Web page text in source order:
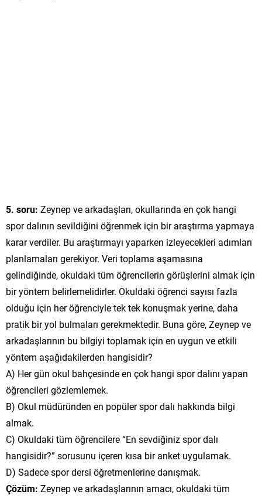
5. soru: Zeynep ve arkadaşları, okullarında en çok hangi
spor dalının sevildiğini öğrenmek için bir araştırma yapmaya
karar verdiler. Bu araştırmayı yaparken izleyecekleri adımları
planlamaları gerekiyor. Veri toplama aşamasına
gelindiğinde, okuldaki tüm öğrencilerin görüşlerini almak için
bir yöntem belirlemelidirler. Okuldaki öğrenci sayısı fazla
olduğu için her öğrenciyle tek tek konuşmak yerine, daha
pratik bir yol bulmaları gerekmektedir. Buna göre, Zeynep ve
arkadaşlarının bu bilgiyi toplamak için en uygun ve etkili
yöntem aşağıdakilerden hangisidir?
A) Her gün okul bahçesinde en çok hangi spor dalını yapan
öğrencileri gözlemlemek.
B) Okul müdüründen en popüler spor dalı hakkında bilgi
almak.
C) Okuldaki tüm öğrencilere “En sevdiğiniz spor dalı
hangisidir?” sorusunu içeren kısa bir anket uygulamak.
D) Sadece spor dersi öğretmenlerine danışmak.
Çözüm: Zeynep ve arkadaşlarının amacı, okuldaki tüm